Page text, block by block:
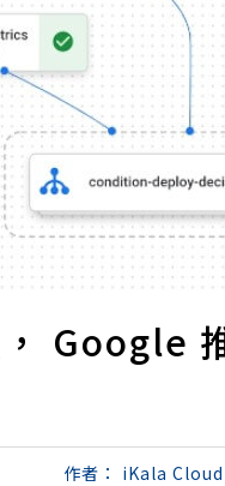
Google
作者： iKala Cloud